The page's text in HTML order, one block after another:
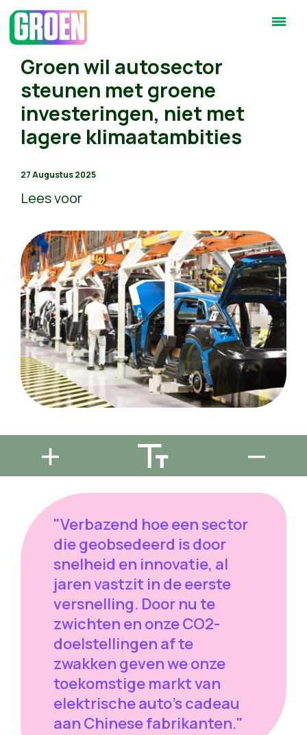
Groen wil autosector
steunen met groene
investeringen, niet met
lagere klimaatambities
27 Augustus 2025
Lees voor
"Verbazend hoe een sector
die geobsedeerd is door
snelheid en innovatie, al
jaren vastzit in de eerste
versnelling. Door nu te
zwichten en onze CO2-
doelstellingen af te
zwakken geven we onze
toekomstige markt van
elektrische auto's cadeau
aan Chinese fabrikanten."